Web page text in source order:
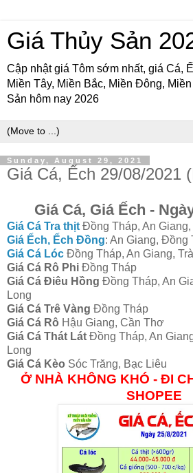
Giá Thủy Sản
Cập nhật giá Tôm sớm nhất, giá Cá,
Miền Tây, Miền Bắc, Miền Đông,
Sản hôm nay 2026
Sunday, August 29, 2021
Giá Cá, Ếch 29/08/2021
Giá Cá, Giá Ếch -
Giá Cá Tra thịt Đồng Tháp, An
Giá Ếch, Ếch Đồng: An Giang, Đồng
Giá Cá Lóc Đồng Tháp, An Giang,
Giá Cá Rô Phi Đồng Tháp
Giá Cá Điêu Hồng Đồng Tháp, An
Long
Giá Cá Trê Vàng Đồng Tháp
Giá Cá Rô Hậu Giang, Cần Thơ
Giá Cá Thát Lát Đồng Tháp, An
Long
Giá Cá Kèo Sóc Trăng, Bạc Liêu
Ở NHÀ KHÔNG KHÓ - ĐI
SHOPEE